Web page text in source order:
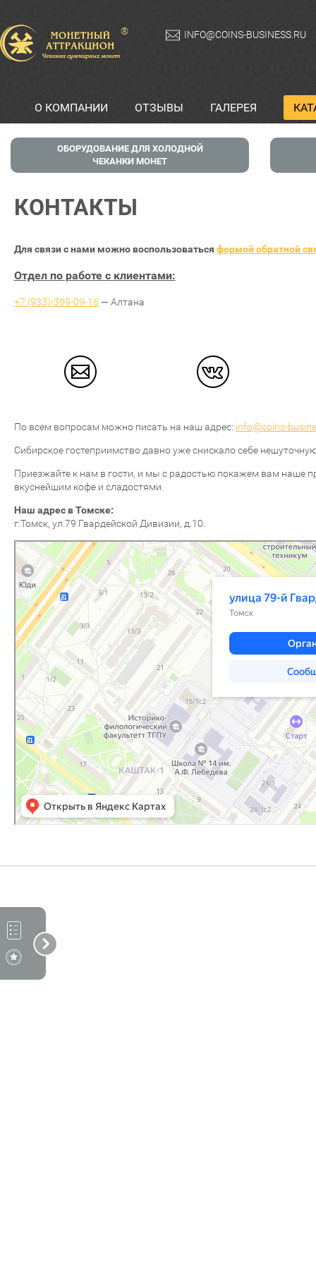
® INFO@COINS-BUSINESS.RU
О КОМПАНИИ ОТЗЫВЫ ГАЛЕРЕЯ
ОБОРУДОВАНИЕ ДЛЯ ХОЛОДНОЙ
ЧЕКАНКИ МОНЕТ
КОНТАКТЫ
Для связи с нами можно воспользоваться формой обратной
Отдел по работе с клиентами:
+7 (933)-399-09-16 — Алтана
По всем вопросам можно писать на наш адрес: info@coins-
Сибирское гостеприимство давно уже снискало себе
Приезжайте к нам в гости, и мы с радостью покажем вам наше
вкуснейшим кофе и сладостями.
Наш адрес в Томске:
г.Томск, ул.79 Гвардейской Дивизии, д.10.